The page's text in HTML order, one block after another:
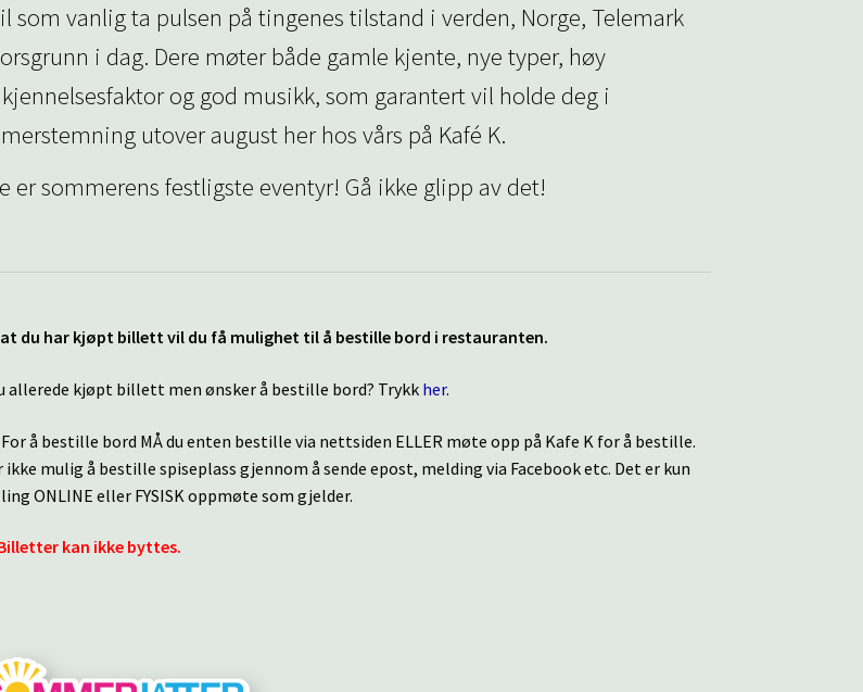
som vanlig ta pulsen på tingenes tilstand i verden, Norge, Telemark
i dag. Dere møter både gamle kjente, nye typer, høy
og god musikk, som garantert vil holde deg i
utover august her hos vårs på Kafé K.
er sommerens festligste eventyr! Gå ikke glipp av det!
du har kjøpt billett vil du få mulighet til å bestille bord i restauranten.
allerede kjøpt billett men ønsker å bestille bord? Trykkher.
For å bestille bord MÅ du enten bestille via nettsiden ELLER møte opp på Kafe K for å bestille.
ikke mulig å bestille spiseplass gjennom å sende epost, melding via Facebook etc. Det er kun
ONLINE eller FYSISK oppmøte som gjelder.
kan ikke byttes.